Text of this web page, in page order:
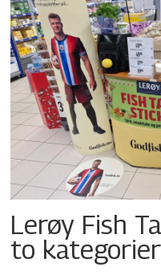
Lerøy Fish
to kategorier